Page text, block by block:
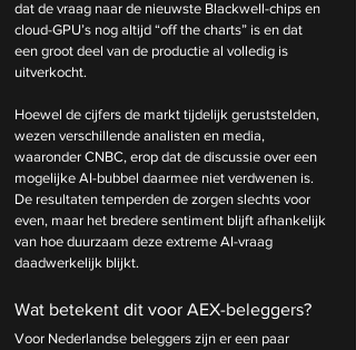
dat de vraag naar de nieuwste Blackwell-chips en
cloud-GPU’s nog altijd “off the charts” is en dat
een groot deel van de productie al volledig is
uitverkocht.
Hoewel de cijfers de markt tijdelijk geruststelden,
wezen verschillende analisten en media,
waaronder CNBC, erop dat de discussie over een
mogelijke AI-bubbel daarmee niet verdwenen is.
De resultaten temperden de zorgen slechts voor
even, maar het bredere sentiment blijft afhankelijk
van hoe duurzaam deze extreme AI-vraag
daadwerkelijk blijkt.
Wat betekent dit voor AEX-beleggers?
Voor Nederlandse beleggers zijn er een paar